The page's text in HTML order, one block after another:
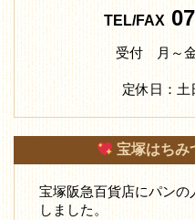
TEL/FAX
受付 月～
定休日：土
宝塚はちみ
宝塚阪急百貨店にパン
しました。